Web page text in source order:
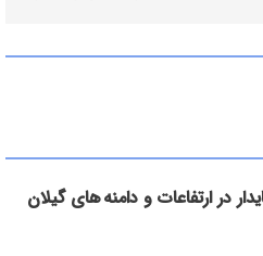
در ارتفاعات و دامنه های گیلان